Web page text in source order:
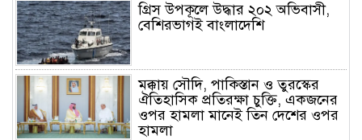
গ্রিস উপকূলে উদ্ধার ২০২ অভিবাসী,
বেশিরভাগই বাংলাদেশি
মক্কায় সৌদি, পাকিস্তান ও তুরস্কের
ঐতিহাসিক প্রতিরক্ষা চুক্তি, একজনের
ওপর হামলা মানেই তিন দেশের ওপর
হামলা